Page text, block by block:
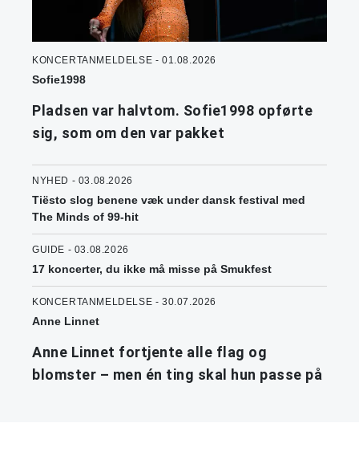
KONCERTANMELDELSE - 01.08.2026
Sofie1998
Pladsen var halvtom. Sofie1998 opførte
sig, som om den var pakket
NYHED - 03.08.2026
Tiësto slog benene væk under dansk festival med
The Minds of 99-hit
GUIDE - 03.08.2026
17 koncerter, du ikke må misse på Smukfest
KONCERTANMELDELSE - 30.07.2026
Anne Linnet
Anne Linnet fortjente alle flag og
blomster – men én ting skal hun passe på